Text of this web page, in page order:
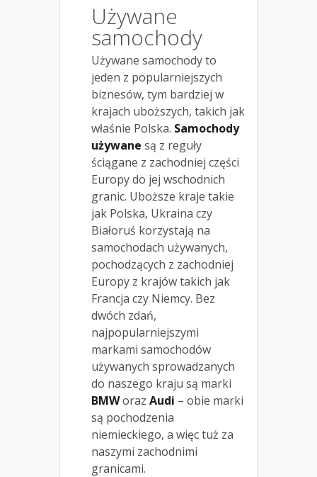
Używane
samochody
Używane samochody to
jeden z popularniejszych
biznesów, tym bardziej w
krajach uboższych, takich jak
właśnie Polska. Samochody
używane są z reguły
ściągane z zachodniej części
Europy do jej wschodnich
granic. Uboższe kraje takie
jak Polska, Ukraina czy
Białoruś korzystają na
samochodach używanych,
pochodzących z zachodniej
Europy z krajów takich jak
Francja czy Niemcy. Bez
dwóch zdań,
najpopularniejszymi
markami samochodów
używanych sprowadzanych
do naszego kraju są marki
BMWoraz Audi – obie marki
są pochodzenia
niemieckiego, a więc tuż za
naszymi zachodnimi
granicami.